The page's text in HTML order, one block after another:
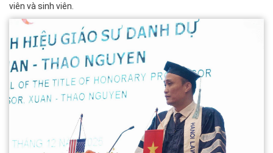
viên và sinh viên.